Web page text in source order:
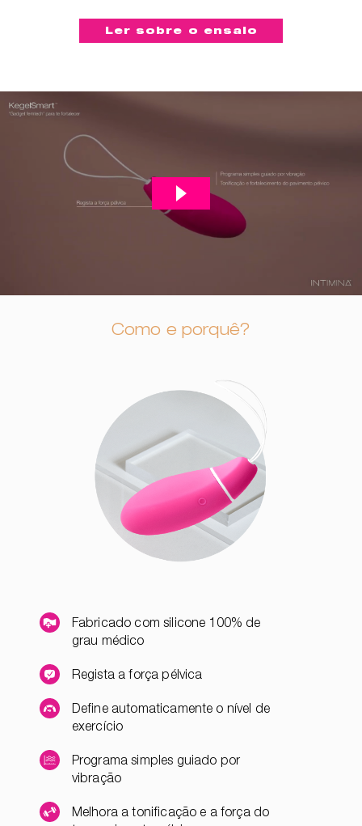
Ler sobre o ensaio
Como e porquê?
Fabricado com silicone 100% de
grau médico
Regista a força pélvica
Define automaticamente o nível de
exercício
Programa simples guiado por
vibração
Melhora a tonificação e a força do